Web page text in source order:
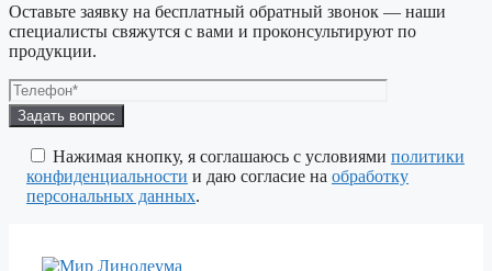
Оставьте заявку на бесплатный обратный звонок — наши
специалисты свяжутся с вами и проконсультируют по
продукции.
Оставьте
это
поле
пустым.
Нажимая кнопку, я соглашаюсь с условиями политики
конфиденциальности и даю согласие на обработку
персональных данных.